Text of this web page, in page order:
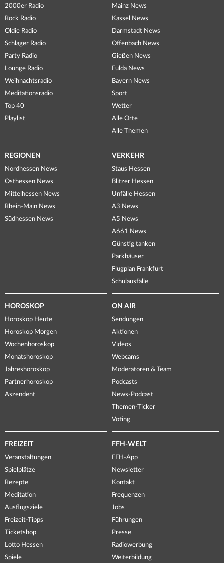
2000er Radio
Rock Radio
Oldie Radio
Schlager Radio
Party Radio
Lounge Radio
Weihnachtsradio
Meditationsradio
Top 40
Playlist
Mainz News
Kassel News
Darmstadt News
Offenbach News
Gießen News
Fulda News
Bayern News
Sport
Wetter
Alle Orte
Alle Themen
REGIONEN
Nordhessen News
Osthessen News
Mittelhessen News
Rhein-Main News
Südhessen News
VERKEHR
Staus Hessen
Blitzer Hessen
Unfälle Hessen
A3 News
A5 News
A661 News
Günstig tanken
Parkhäuser
Flugplan Frankfurt
Schulausfälle
HOROSKOP
Horoskop Heute
Horoskop Morgen
Wochenhoroskop
Monatshoroskop
Jahreshoroskop
Partnerhoroskop
Aszendent
ON AIR
Sendungen
Aktionen
Videos
Webcams
Moderatoren & Team
Podcasts
News-Podcast
Themen-Ticker
Voting
FREIZEIT
Veranstaltungen
Spielplätze
Rezepte
Meditation
Ausflugsziele
Freizeit-Tipps
Ticketshop
Lotto Hessen
Spiele
FFH-WELT
FFH-App
Newsletter
Kontakt
Frequenzen
Jobs
Führungen
Presse
Radiowerbung
Weiterbildung